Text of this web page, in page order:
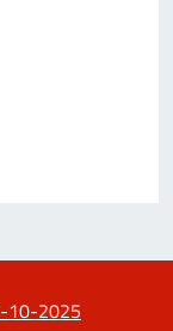
10-2025